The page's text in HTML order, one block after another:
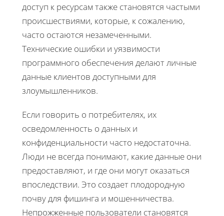
доступ к ресурсам также становятся частыми
происшествиями, которые, к сожалению,
часто остаются незамеченными.
Технические ошибки и уязвимости
программного обеспечения делают личные
данные клиентов доступными для
злоумышленников.
Если говорить о потребителях, их
осведомленность о данных и
конфиденциальности часто недостаточна.
Люди не всегда понимают, какие данные они
предоставляют, и где они могут оказаться
впоследствии. Это создает плодородную
почву для фишинга и мошенничества.
Непрожженные пользователи становятся